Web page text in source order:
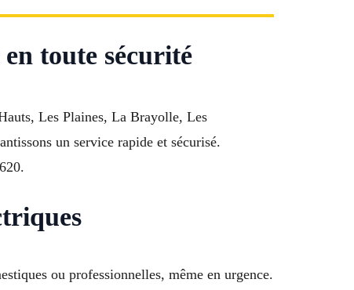
toute sécurité
Les Plaines, La Brayolle, Les
un service rapide et sécurisé.
ou professionnelles, même en urgence.